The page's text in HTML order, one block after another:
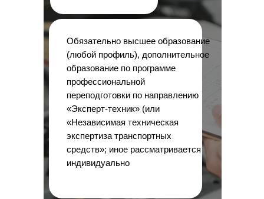
Обязательно высшее образование
(любой профиль), дополнительное
образование по программе
профессиональной
переподготовки по направлению
«Эксперт-техник» (или
«Независимая техническая
экспертиза транспортных
средств»; иное рассматривается
индивидуально